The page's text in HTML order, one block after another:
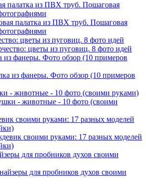
палатка из ПВХ труб. Пошаговая
цветы из пуговиц. 8 фото идей
из фанеры. Фото обзор (10 примеров
- животные - 10 фото (своими руками)
своими руками: 17 разных моделей
для пробников духов своими